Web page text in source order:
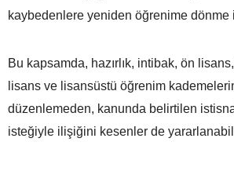
kaybedenlere yeniden öğrenime dönme
Bu kapsamda, hazırlık, intibak, ön
lisans ve lisansüstü öğrenim
düzenlemeden, kanunda belirtilen
isteğiyle ilişiğini kesenler de